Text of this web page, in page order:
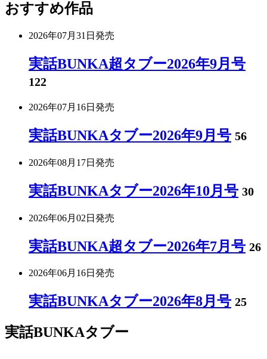
おすすめ作品
2026年07月31日 発売
実話BUNKA超タブー2026年9月号
122
2026年07月16日 発売
実話BUNKAタブー2026年9月号 56
2026年08月17日 発売
実話BUNKAタブー2026年10月号 30
2026年06月02日 発売
実話BUNKA超タブー2026年7月号 26
2026年06月16日 発売
実話BUNKAタブー2026年8月号 25
実話BUNKAタブー